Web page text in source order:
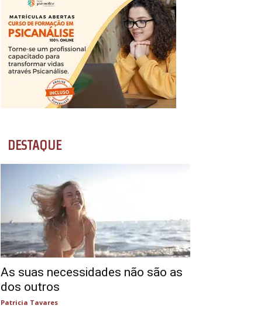
DESTAQUE
As suas necessidades não são as
dos outros
Patricia Tavares